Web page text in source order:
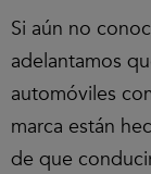
Si aún no
adelantamos
automóviles
marca están
de que